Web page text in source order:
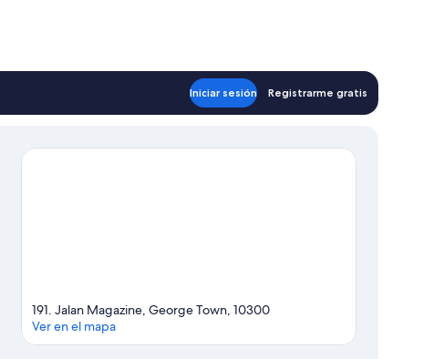
Iniciar sesión Registrarme gratis
191. Jalan Magazine, George Town, 10300
Ver en el mapa